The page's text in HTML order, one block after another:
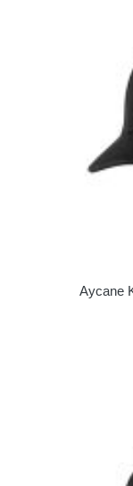
Aycane